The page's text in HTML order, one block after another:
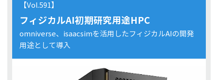
【Vol.591】
フィジカルAI初期研究用途HPC
omniverse、isaacsimを活用したフィジカルAIの開発
用途として導入